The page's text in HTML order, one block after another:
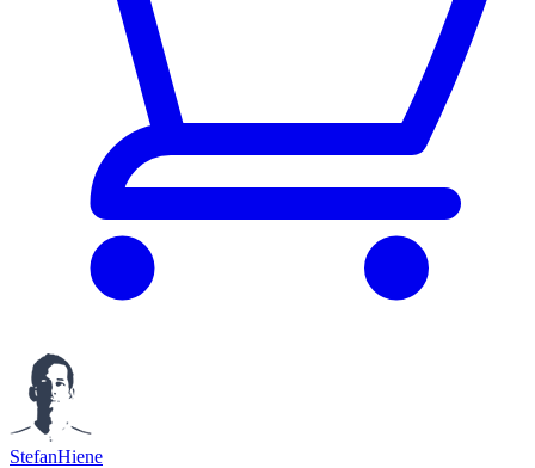
StefanHiene